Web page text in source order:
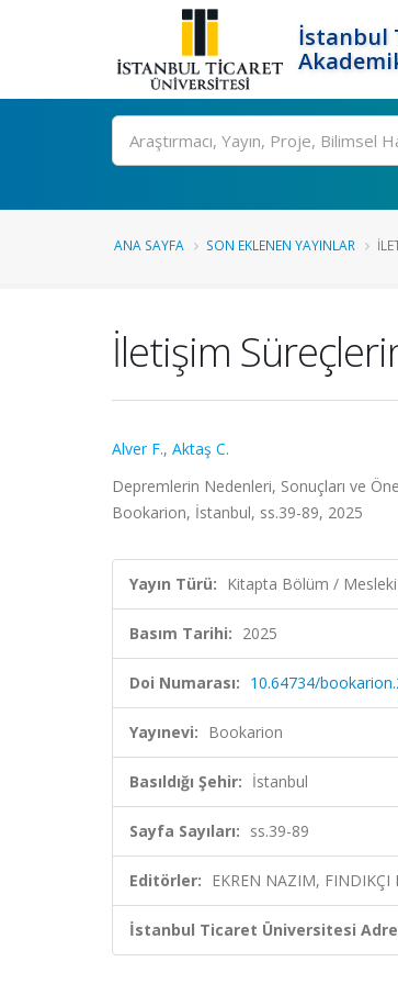
İstanbul
Ara
ANA SAYFA SON EKLENEN YAYINLAR
İletişim
Alver F., Aktaş C.
Depremlerin Nedenleri, Sonuçları ve
Bookarion, İstanbul, ss.39-89, 2025
Yayın Türü: Kitapta Bölüm /
Basım Tarihi: 2025
Doi Numarası: 10.64734/
Yayınevi: Bookarion
Basıldığı Şehir: İstanbul
Sayfa Sayıları: ss.39-89
Editörler: EKREN NAZIM, FINDIKÇI
İstanbul Ticaret Üniversitesi